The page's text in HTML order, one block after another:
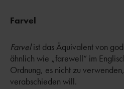
Farvel
Farvelist das Äquivalent von
ähnlich wie „farewell“ im
Ordnung, es nicht zu
verabschieden will.